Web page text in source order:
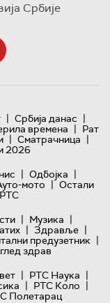
Србије
| Србија данас |
времена | Рат
| Сматрачница |
2026
| Одбојка |
мото | Остали
| Музика |
| Здравље |
предузетник |
здрав
| РТС Наука |
| РТС Коло |
Полетарац